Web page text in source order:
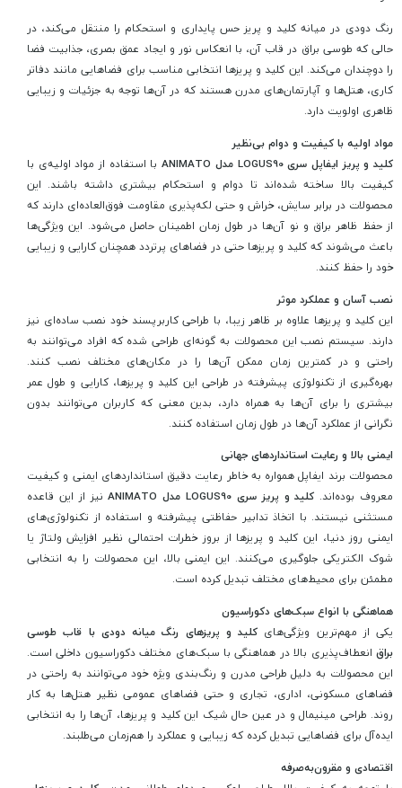
رنگ دودی در میانه کلید و پریز حس پایداری و استحکام را منتقل می‌کند، در
حالی که طوسی براق در قاب آن، با انعکاس نور و ایجاد عمق بصری، جذابیت فضا
را دوچندان می‌کند. این کلید و پریزها انتخابی مناسب برای فضاهایی مانند دفاتر
کاری، هتل‌ها و آپارتمان‌های مدرن هستند که در آن‌ها توجه به جزئیات و زیبایی
ظاهری اولویت دارد.
مواد اولیه با کیفیت و دوام بی‌نظیر
کلید و پریز ایفاپل سری LOGUS90 مدل ANIMATO
با استفاده از مواد اولیه‌ی با
کیفیت بالا ساخته شده‌اند تا دوام و استحکام بیشتری داشته باشند. این
محصولات در برابر سایش، خراش و حتی لکه‌پذیری مقاومت فوق‌العاده‌ای دارند که
از حفظ ظاهر براق و نو آن‌ها در طول زمان اطمینان حاصل می‌شود. این ویژگی‌ها
باعث می‌شوند که کلید و پریزها حتی در فضاهای پرتردد همچنان کارایی و زیبایی
خود را حفظ کنند.
نصب آسان و عملکرد موثر
این کلید و پریزها علاوه بر ظاهر زیبا، با طراحی کاربرپسند خود نصب ساده‌ای نیز
دارند. سیستم نصب این محصولات به گونه‌ای طراحی شده که افراد می‌توانند به
راحتی و در کمترین زمان ممکن آن‌ها را در مکان‌های مختلف نصب کنند.
بهره‌گیری از تکنولوژی پیشرفته در طراحی این کلید و پریزها، کارایی و طول عمر
بیشتری را برای آن‌ها به همراه دارد، بدین معنی که کاربران می‌توانند بدون
نگرانی از عملکرد آن‌ها در طول زمان استفاده کنند.
ایمنی بالا و رعایت استانداردهای جهانی
محصولات برند ایفاپل همواره به خاطر رعایت دقیق استانداردهای ایمنی و کیفیت
معروف بوده‌اند. کلید و پریز سری LOGUS90 مدل ANIMATO
نیز از این قاعده
مستثنی نیستند. با اتخاذ تدابیر حفاظتی پیشرفته و استفاده از تکنولوژی‌های
ایمنی روز دنیا، این کلید و پریزها از بروز خطرات احتمالی نظیر افزایش ولتاژ یا
شوک الکتریکی جلوگیری می‌کنند. این ایمنی بالا، این محصولات را به انتخابی
مطمئن برای محیط‌های مختلف تبدیل کرده است.
هماهنگی با انواع سبک‌های دکوراسیون
یکی از مهم‌ترین ویژگی‌های کلید و پریزهای رنگ میانه دودی با قاب طوسی
براق انعطاف‌پذیری بالا در هماهنگی با سبک‌های مختلف دکوراسیون داخلی است.
این محصولات به دلیل طراحی مدرن و رنگ‌بندی ویژه خود می‌توانند به راحتی در
فضاهای مسکونی، اداری، تجاری و حتی فضاهای عمومی نظیر هتل‌ها به کار
روند. طراحی مینیمال و در عین حال شیک این کلید و پریزها، آن‌ها را به انتخابی
ایده‌آل برای فضاهایی تبدیل کرده که زیبایی و عملکرد را هم‌زمان می‌طلبند.
اقتصادی و مقرون‌به‌صرفه